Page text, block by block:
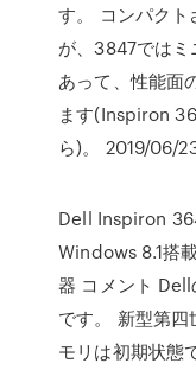
す。 コンパク
が、3847ではミ
あって、性能面
ます(Inspiron
ら)。 2019/06/
Dell Inspiron
Windows 8.1搭
器 コメント
です。 新型第
モリは初期状態